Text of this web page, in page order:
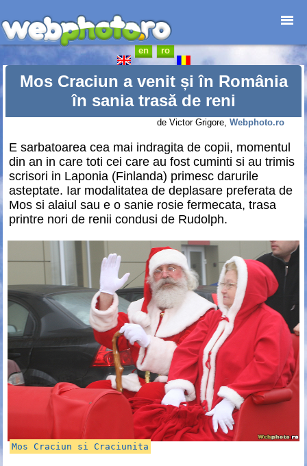
en ro
Prima pagină
Foto-destinații
Foto-reportaje
Web-design
Junior
Contact
Mos Craciun a venit și în România
în sania trasă de reni
de Victor Grigore, Webphoto.ro
E sarbatoarea cea mai indragita de copii, momentul
din an in care toti cei care au fost cuminti si au trimis
scrisori in Laponia (Finlanda) primesc darurile
asteptate. Iar modalitatea de deplasare preferata de
Mos si alaiul sau e o sanie rosie fermecata, trasa
printre nori de renii condusi de Rudolph.
Mos Craciun si Craciunita